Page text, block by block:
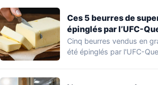
Ces 5 beurres de
épinglés par l’UFC-
Cinq beurres vendus en
été épinglés par l'UFC-